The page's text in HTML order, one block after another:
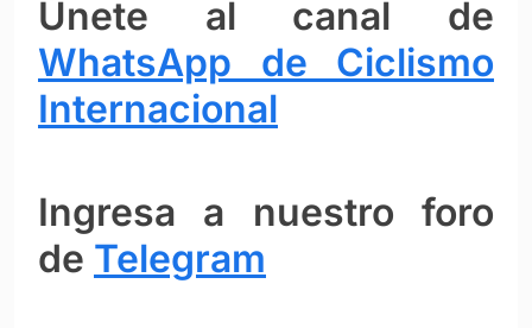
Únete al canal de
WhatsApp de Ciclismo
Internacional
Ingresa a nuestro foro
de Telegram